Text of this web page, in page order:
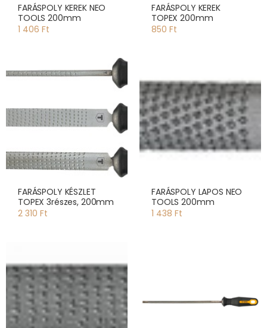
FARÁSPOLY KEREK NEO
TOOLS 200mm
1 406 Ft
FARÁSPOLY KEREK
TOPEX 200mm
850 Ft
FARÁSPOLY KÉSZLET
TOPEX 3részes, 200mm
2 310 Ft
FARÁSPOLY LAPOS NEO
TOOLS 200mm
1 438 Ft